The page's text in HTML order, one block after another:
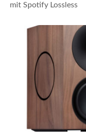
mit Spotify Lossless